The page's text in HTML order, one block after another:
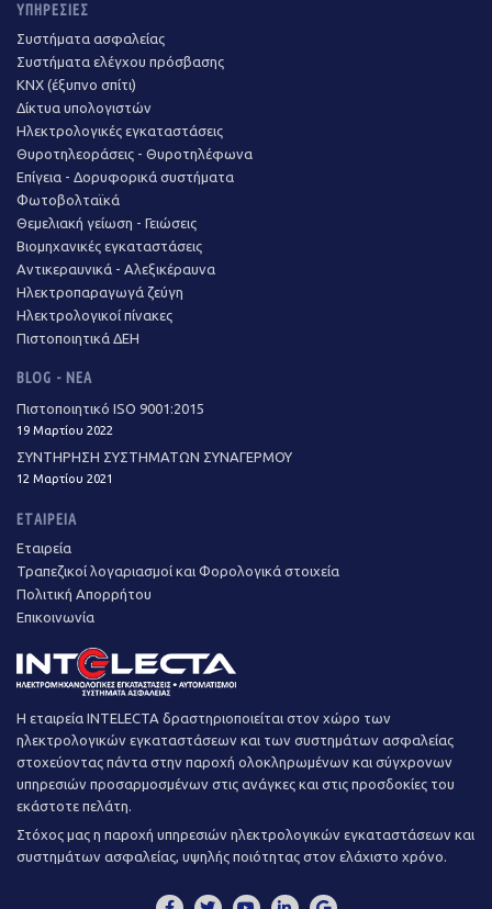
ΥΠΗΡΕΣΊΕΣ
Συστήματα ασφαλείας
Συστήματα ελέγχου πρόσβασης
KNX (έξυπνο σπίτι)
Δίκτυα υπολογιστών
Ηλεκτρολογικές εγκαταστάσεις
Θυροτηλεοράσεις - Θυροτηλέφωνα
Επίγεια - Δορυφορικά συστήματα
Φωτοβολταϊκά
Θεμελιακή γείωση - Γειώσεις
Βιομηχανικές εγκαταστάσεις
Αντικεραυνικά - Αλεξικέραυνα
Ηλεκτροπαραγωγά ζεύγη
Ηλεκτρολογικοί πίνακες
Πιστοποιητικά ΔΕΗ
BLOG - ΝΈΑ
Πιστοποιητικό ISO 9001:2015
19 Μαρτίου 2022
ΣΥΝΤΗΡΗΣΗ ΣΥΣΤΗΜΑΤΩΝ ΣΥΝΑΓΕΡΜΟΥ
12 Μαρτίου 2021
ΕΤΑΙΡΕΊΑ
Εταιρεία
Τραπεζικοί λογαριασμοί και Φορολογικά στοιχεία
Πολιτική Απορρήτου
Επικοινωνία
Η εταιρεία INTELECTA δραστηριοποιείται στον χώρο των
ηλεκτρολογικών εγκαταστάσεων και των συστημάτων ασφαλείας
στοχεύοντας πάντα στην παροχή ολοκληρωμένων και σύγχρονων
υπηρεσιών προσαρμοσμένων στις ανάγκες και στις προσδοκίες του
εκάστοτε πελάτη.
Στόχος μας η παροχή υπηρεσιών ηλεκτρολογικών εγκαταστάσεων και
συστημάτων ασφαλείας, υψηλής ποιότητας στον ελάχιστο χρόνο.